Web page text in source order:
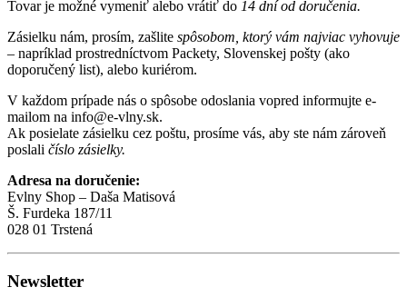
Tovar je možné vymeniť alebo vrátiť do 14 dní od doručenia.
Zásielku nám, prosím, zašlite spôsobom, ktorý vám najviac vyhovuje
– napríklad prostredníctvom Packety, Slovenskej pošty (ako
doporučený list), alebo kuriérom.
V každom prípade nás o spôsobe odoslania vopred informujte e-
mailom na info@e-vlny.sk.
Ak posielate zásielku cez poštu, prosíme vás, aby ste nám zároveň
poslali číslo zásielky.
Adresa na doručenie:
Evlny Shop – Daša Matisová
Š. Furdeka 187/11
028 01 Trstená
Newsletter